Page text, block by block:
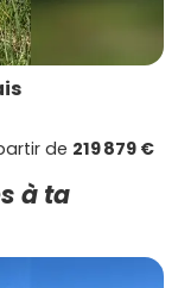
de 219 879 €
à ta